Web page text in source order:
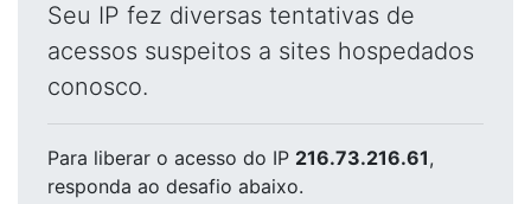
Seu IP fez diversas tentativas de
acessos suspeitos a sites hospedados
conosco.
Para liberar o acesso do IP 216.73.216.61,
responda ao desafio abaixo.